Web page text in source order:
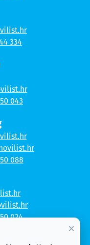
334
043
088
024
×